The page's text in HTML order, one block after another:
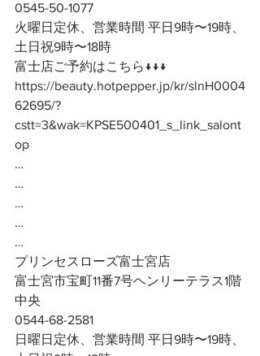
0545-50-1077
火曜日定休、営業時間 平日9時〜19時、
土日祝9時〜18時
富士店ご予約はこちら↓↓↓
https://beauty.hotpepper.jp/kr/slnH0004
62695/?
cstt=3&wak=KPSE500401_s_link_salont
op
…
…
…
…
…
プリンセスローズ富士宮店
富士宮市宝町11番7号ヘンリーテラス1階
中央
0544-68-2581
日曜日定休、営業時間 平日9時〜19時、